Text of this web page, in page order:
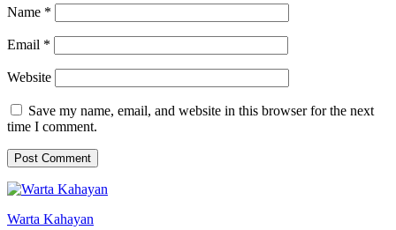
Name *
Email *
Website
Save my name, email, and website in this browser for the next
time I comment.
Warta Kahayan